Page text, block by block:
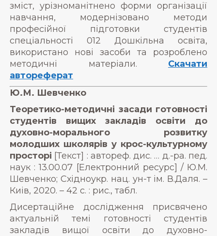
зміст, урізноманітнено форми організації
навчання, модернізовано методи
професійної підготовки студентів
спеціальності 012 Дошкільна освіта,
використано нові засоби та розроблено
методичні матеріали. Скачати
автореферат
Ю.М. Шевченко
Теоретико-методичні засади готовності
студентів вищих закладів освіти до
духовно-морального розвитку
молодших школярів у крос-культурному
просторі [Текст] : автореф. дис. … д.-ра. пед.
наук : 13.00.07 [Електронний ресурс] / Ю.М.
Шевченко; Східноукр. нац. ун-т ім. В.Даля. –
Киів, 2020. – 42 с. : рис., табл.
Дисертаційне дослідження присвячено
актуальній темі готовності студентів
закладів вищої освіти до духовно-